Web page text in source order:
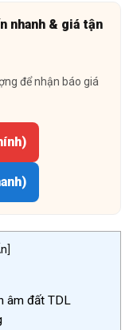
nhanh & giá tận
để nhận báo giá
]
âm đất TDL